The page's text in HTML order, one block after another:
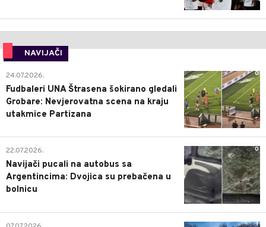
NAVIJAČI
0
24.07.2026.
Fudbaleri UNA Štrasena šokirano gledali
Grobare: Nevjerovatna scena na kraju
utakmice Partizana
0
22.07.2026.
Navijači pucali na autobus sa
Argentincima: Dvojica su prebačena u
bolnicu
1